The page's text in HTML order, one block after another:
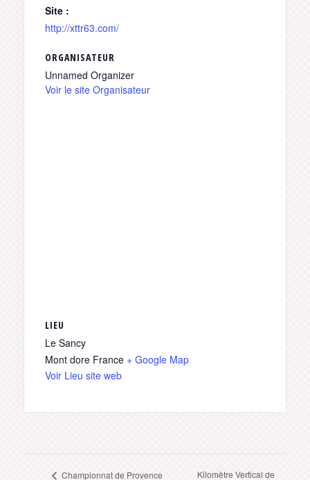
Site :
http://xttr63.com/
ORGANISATEUR
Unnamed Organizer
Voir le site Organisateur
LIEU
Le Sancy
Mont dore France + Google Map
Voir Lieu site web
Championnat de Provence Kilomètre Vertical de